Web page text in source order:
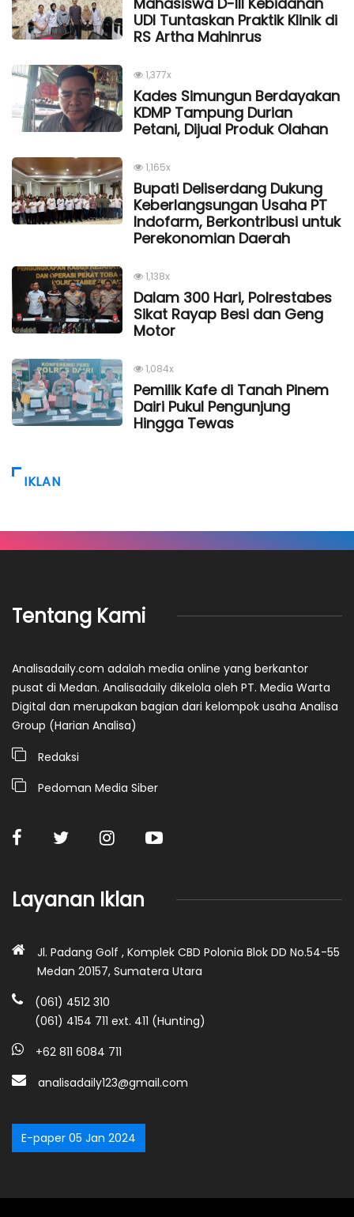
UDI Tuntaskan Praktik Klinik di
RS Artha Mahinrus
1,377x
Kades Simungun Berdayakan
KDMP Tampung Durian
Petani, Dijual Produk Olahan
1,165x
Bupati Deliserdang Dukung
Keberlangsungan Usaha PT
Indofarm, Berkontribusi untuk
Perekonomian Daerah
1,138x
Dalam 300 Hari, Polrestabes
Sikat Rayap Besi dan Geng
Motor
1,084x
Pemilik Kafe di Tanah Pinem
Dairi Pukul Pengunjung
Hingga Tewas
IKLAN
Tentang Kami
Analisadaily.com adalah media online yang berkantor
pusat di Medan. Analisadaily dikelola oleh PT. Media Warta
Digital dan merupakan bagian dari kelompok usaha Analisa
Group (Harian Analisa)
Redaksi
Pedoman Media Siber
Layanan Iklan
Jl. Padang Golf , Komplek CBD Polonia Blok DD No.54-55
Medan 20157, Sumatera Utara
(061) 4512 310
(061) 4154 711 ext. 411 (Hunting)
+62 811 6084 711
analisadaily123@gmail.com
E-paper 05 Jan 2024